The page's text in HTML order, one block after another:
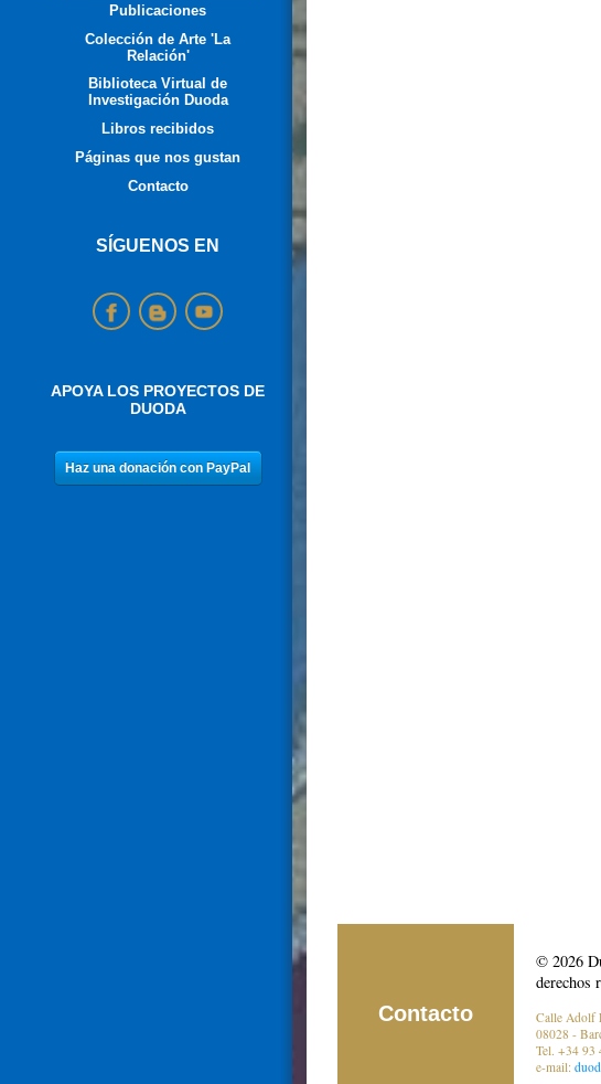
Publicaciones
Colección de Arte 'La
Relación'
Biblioteca Virtual de
Investigación Duoda
Libros recibidos
Páginas que nos gustan
Contacto
SÍGUENOS EN
APOYA LOS PROYECTOS DE
DUODA
Contacto
© 2026
derechos
Calle Adolf
08028 -
Tel. +34 93
e-mail: